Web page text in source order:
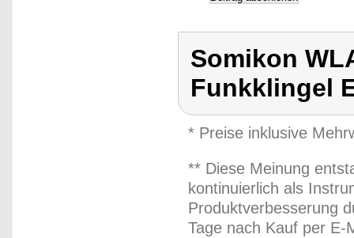
Somikon
Funkklingel
* Preise inklusive
** Diese Meinung
kontinuierlich als
Produktverbesserung
Tage nach Kauf per E-